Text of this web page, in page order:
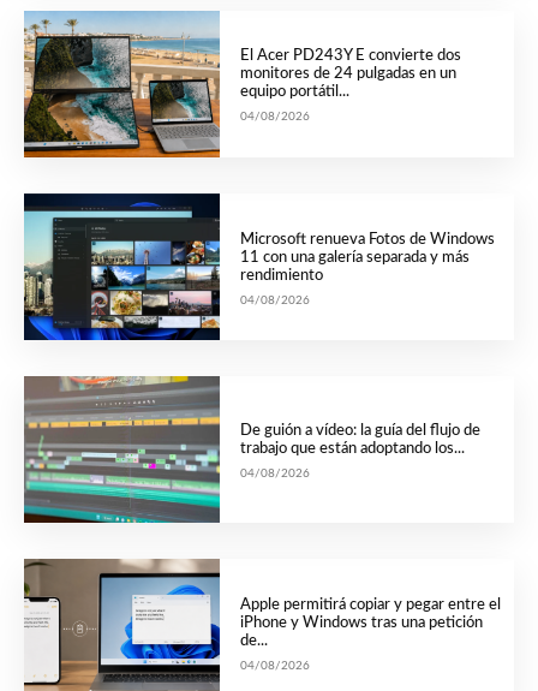
El Acer PD243Y E convierte dos
monitores de 24 pulgadas en un
equipo portátil...
04/08/2026
Microsoft renueva Fotos de Windows
11 con una galería separada y más
rendimiento
04/08/2026
De guión a vídeo: la guía del flujo de
trabajo que están adoptando los...
04/08/2026
Apple permitirá copiar y pegar entre el
iPhone y Windows tras una petición
de...
04/08/2026